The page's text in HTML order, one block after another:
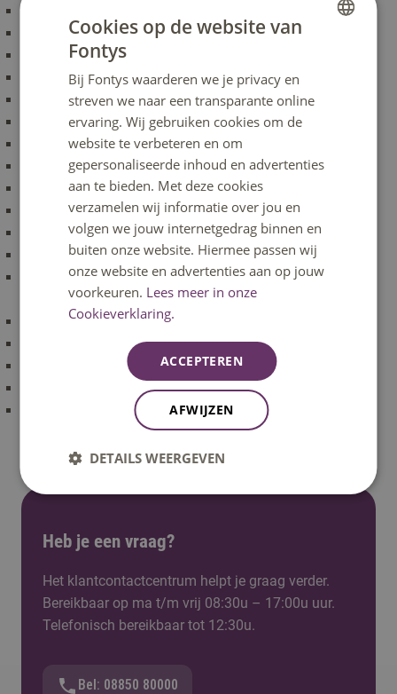
Spelenderwijs (NL)
Sportmedisch Trainer (NL)
Sports Performance (NL)
Study Abroad (ENG)
Taal en Cultuur (NL)
Toegepaste Communicatie en Creatie (NL)
Transmedia design for creative industries (ENG)
Trend and future research (NL)
Trend and future research (ENG)
Vaardig in leiderschap (NL)
Wijkgericht werken met Sport en Bewegen (NL)
Vakdocent in het vmbo-profiel Dienstverlening en
Producten (D&P) (NL)
Verbeteren van voedingsgedrag (NL)
Verpleegkundig Leiderschap (NL)
Verslavingskunde (NL)
Virtual Production (ENG)
Waardecreatie in Topsport (NL)
Heb je een vraag?
Het klantcontactcentrum helpt je graag verder.
Bereikbaar op ma t/m vrij 08:30u – 17:00u uur.
Telefonisch bereikbaar tot 12:30u.
Bel: 08850 80000
Cookies op de website van
Fontys
Bij Fontys waarderen we je privacy en
streven we naar een transparante online
ervaring. Wij gebruiken cookies om de
website te verbeteren en om
gepersonaliseerde inhoud en advertenties
aan te bieden. Met deze cookies
verzamelen wij informatie over jou en
volgen we jouw internetgedrag binnen en
buiten onze website. Hiermee passen wij
onze website en advertenties aan op jouw
voorkeuren. Lees meer in onze
Cookieverklaring.
ACCEPTEREN
AFWIJZEN
DETAILS WEERGEVEN